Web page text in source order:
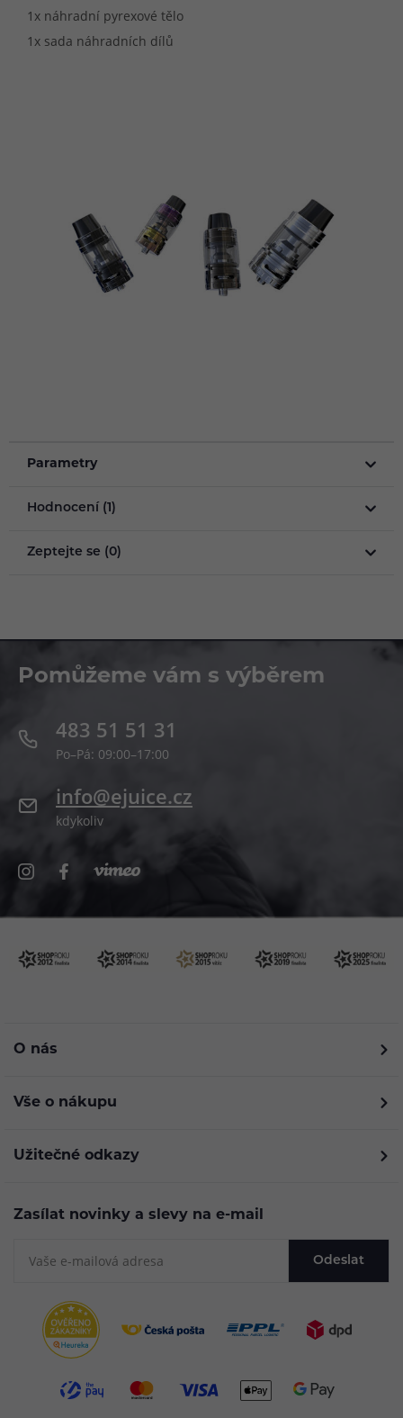
1x náhradní pyrexové tělo
1x sada náhradních dílů
Parametry
Hodnocení (1)
Zeptejte se (0)
Pomůžeme vám s výběrem
483 51 51 31
Po–Pá: 09:00–17:00
info@ejuice.cz
kdykoliv
O nás
Vše o nákupu
Užitečné odkazy
Zasílat novinky a slevy na e-mail
Odeslat